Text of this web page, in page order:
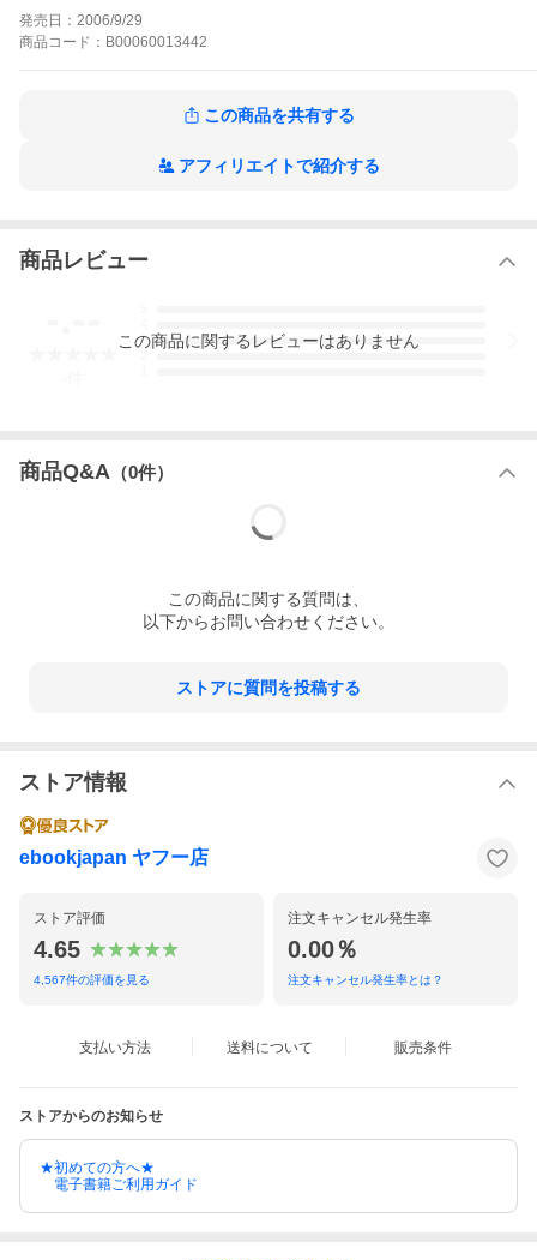
んな桜井くんも高校3年生になった。ちづかちゃんと付き合いはじ
めてはや一年。それなのに頭髪の心配で精一杯で2人の仲はいまい
ち進展しない……。純情若ハゲ少年桜井くんがキスまでこぎつけ
発売日： 2006/9/29
商品 コード： B00060013442
この商品を共有する
アフィリエイトで紹介する
商品レビュー
3
この商品に関するレビューはありません
商品Q&A （0件）
この商品に関する質問は、
以下からお問い合わせください。
ストアに質問を投稿する
ストア情報
ebookjapan ヤフー店
ストア評価
4.65
4,567件の評価を見る
注文キャンセル発生率
0.00％
注文キャンセル発生率とは？
支払い方法 送料について 販売条件
ストアからのお知らせ
★初めての方へ★
電子書籍ご利用ガイド